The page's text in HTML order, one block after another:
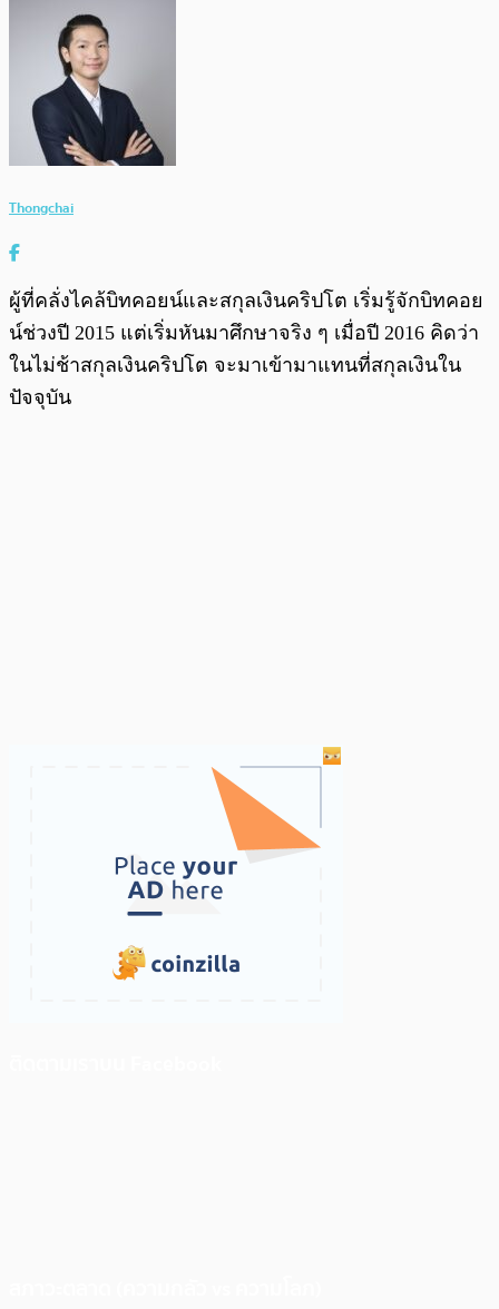
Thongchai
ผู้ที่คลั่งไคล้บิทคอยน์และสกุลเงินคริปโต เริ่มรู้จักบิทคอย
น์ช่วงปี 2015 แต่เริ่มหันมาศึกษาจริง ๆ เมื่อปี 2016 คิดว่า
ในไม่ช้าสกุลเงินคริปโต จะมาเข้ามาแทนที่สกุลเงินใน
ปัจจุบัน